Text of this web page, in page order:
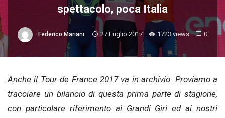
spettacolo, poca Italia
Federico Mariani 27 Luglio 2017 1723 views 0
Anche il Tour de France 2017 va in archivio. Proviamo a
tracciare un bilancio di questa prima parte di stagione,
con particolare riferimento ai Grandi Giri ed ai nostri